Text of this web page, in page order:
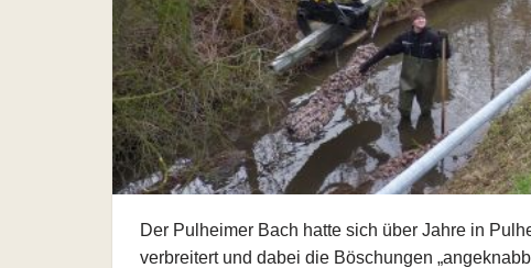
Der Pulheimer Bach hatte sich über Jahre in
verbreitert und dabei die Böschungen